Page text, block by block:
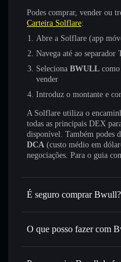
Podes comprar, vender ou
Carteira Solflare:
Abre a Solflare (app
Navega até ao separador
Seleciona BWULL
vender
Introduz o montante e
A Solflare utiliza o
todas as principais DEX
disponível. Também podes
DCA (custo médio em
negociações. Para o guia
É seguro comprar Bwull?
Bwull não está verificado
O que posso fazer com
Bwull
Carteira